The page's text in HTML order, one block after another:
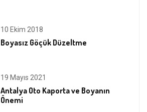
10 Ekim 2018
Boyasız Göçük Düzeltme
19 Mayıs 2021
Antalya Oto Kaporta ve Boyanın
Önemi